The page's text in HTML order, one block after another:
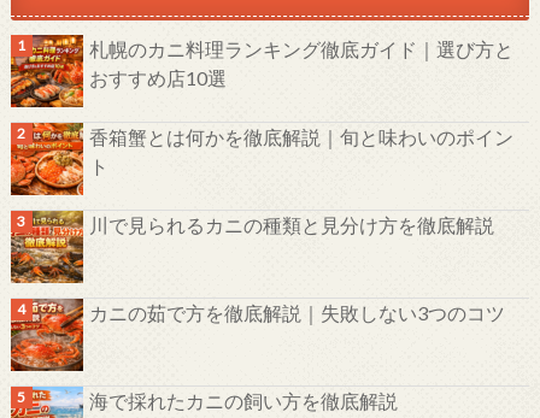
札幌のカニ料理ランキング徹底ガイド｜選び方と
おすすめ店10選
香箱蟹とは何かを徹底解説｜旬と味わいのポイン
ト
川で見られるカニの種類と見分け方を徹底解説
カニの茹で方を徹底解説｜失敗しない3つのコツ
海で採れたカニの飼い方を徹底解説